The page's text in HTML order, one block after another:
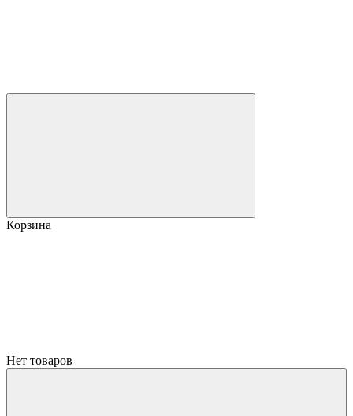
Корзина
Нет товаров